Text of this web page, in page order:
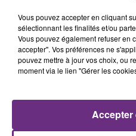
4h51
4h51
Vous pouvez accepter en cliquant
sélectionnant les finalités et/ou
Vous pouvez également refuser en
accepter". Vos préférences ne
pouvez mettre à jour vos choix, ou
moment via le lien "Gérer les
Accepter